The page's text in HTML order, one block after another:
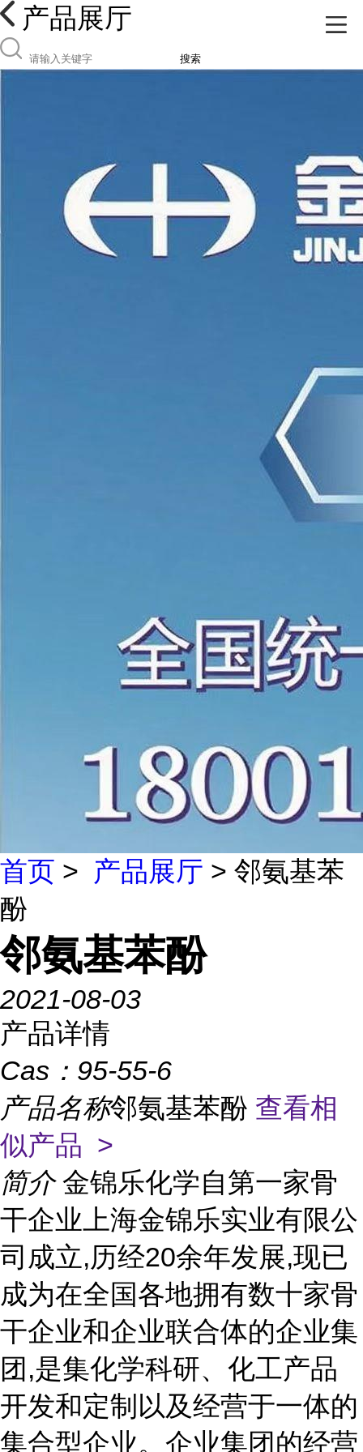
产品展厅
搜索
首页 > 产品展厅 > 邻氨基苯
酚
邻氨基苯酚
2021-08-03
产品详情
Cas： 95-55-6
产品名称邻氨基苯酚 查看相
似产品 >
简介 金锦乐化学自第一家骨
干企业上海金锦乐实业有限公
司成立,历经20余年发展,现已
成为在全国各地拥有数十家骨
干企业和企业联合体的企业集
团,是集化学科研、化工产品
开发和定制以及经营于一体的
集合型企业。企业集团的经营